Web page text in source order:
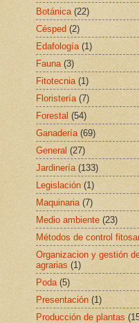
Botánica (22)
Césped (2)
Edafología (1)
Fauna (3)
Fitotecnia (1)
Floristería (7)
Forestal (54)
Ganadería (69)
General (27)
Jardinería (133)
Legislación (1)
Maquinaria (7)
Medio ambiente (23)
Métodos de control
Organizacion y gestión
agrarias (1)
Poda (5)
Presentación (1)
Producción de plantas